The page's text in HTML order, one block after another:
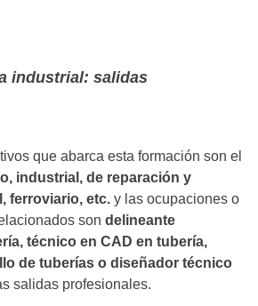
industrial: salidas
que abarca esta formación son el
industrial, de reparación y
ferroviario, etc. y las ocupaciones o
son delineante
técnico en CAD en tubería,
de tuberías o diseñador técnico
salidas profesionales.